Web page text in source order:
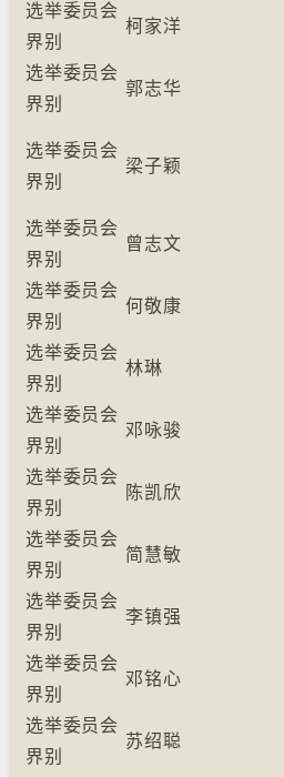
选举委员会
界别
柯家洋
选举委员会
界别
郭志华
选举委员会
界别
梁子颖
选举委员会
界别
曾志文
选举委员会
界别
何敬康
选举委员会
界别
林琳
选举委员会
界别
邓咏骏
选举委员会
界别
陈凯欣
选举委员会
界别
简慧敏
选举委员会
界别
李镇强
选举委员会
界别
邓铭心
选举委员会
界别
苏绍聪